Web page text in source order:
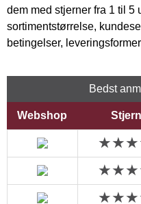
dem med stjerner fra 1 til 5
sortimentstørrelse,
betingelser,
Bedst
Webshop